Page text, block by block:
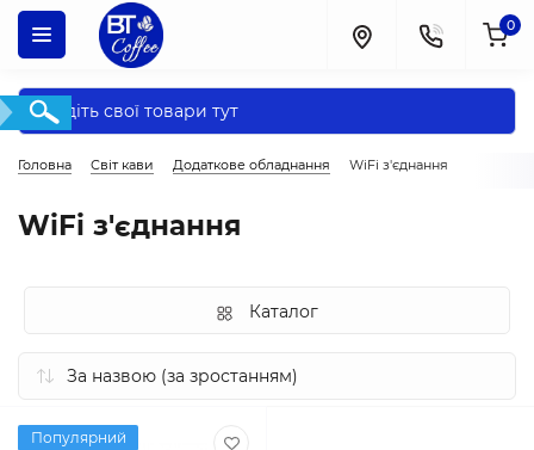
0
Головна Світ кави Додаткове обладнання WiFi з'єднання
WiFi з'єднання
Каталог
Популярний